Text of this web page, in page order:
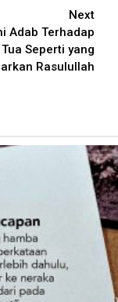
Next
Adab Terhadap
Seperti yang
Rasulullah